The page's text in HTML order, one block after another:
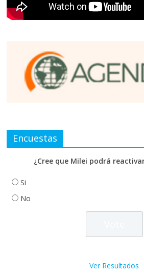
Encuestas
¿Cree que Milei podrá
Si
No
Ver Resultados